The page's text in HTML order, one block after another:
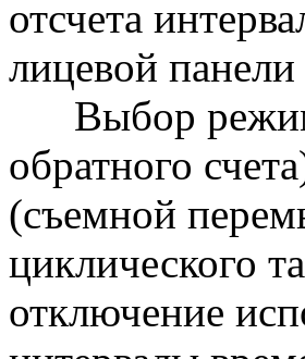
отсчета
лицевой
Выбор
обратного
(съемной
циклического
отключение